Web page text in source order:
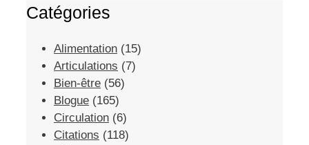
Catégories
Alimentation (15)
Articulations (7)
Bien-être (56)
Blogue (165)
Circulation (6)
Citations (118)